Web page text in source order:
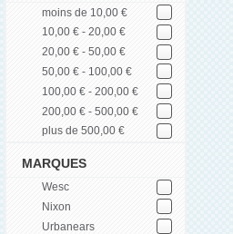
moins de 10,00 €
10,00 € - 20,00 €
20,00 € - 50,00 €
50,00 € - 100,00 €
100,00 € - 200,00 €
200,00 € - 500,00 €
plus de 500,00 €
MARQUES
Wesc
Nixon
Urbanears